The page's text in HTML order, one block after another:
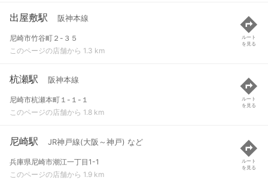
出屋敷駅 阪神本線
尼崎市竹谷町２-３５
このページの店舗から 1.3 km
ルート
を見る
杭瀬駅 阪神本線
尼崎市杭瀬本町１-１-１
このページの店舗から 1.8 km
ルート
を見る
尼崎駅 JR神戸線(大阪～神戸) など
兵庫県尼崎市潮江一丁目1-1
このページの店舗から 1.9 km
ルート
を見る